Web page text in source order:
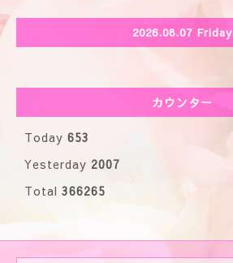
2026.08.07 Friday
カウンター
Today 653
Yesterday 2007
Total 366265